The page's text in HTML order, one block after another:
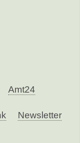
Amt24
Newsletter